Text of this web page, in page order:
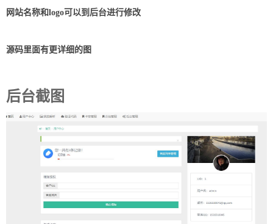
网站名称和logo可以到后台进行修改
源码里面有更详细的图
后台截图